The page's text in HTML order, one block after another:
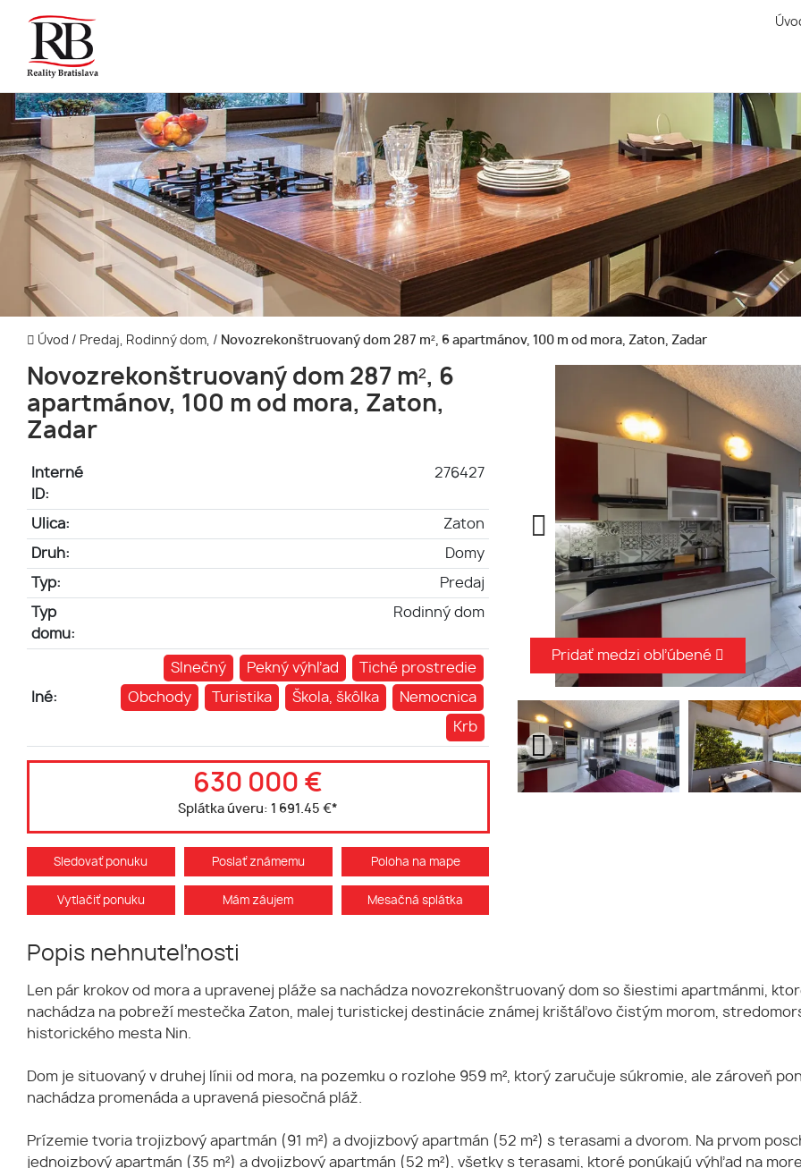
Úvod / Predaj, Rodinný dom, / Novozrekonštruovaný dom 287 m², 6 apartmánov, 100 m od mora, Zaton, Zadar
Novozrekonštruovaný dom 287 m², 6
apartmánov, 100 m od mora, Zaton,
Zadar
Interné
ID:
276427
Ulica: Zaton
Druh: Domy
Typ: Predaj
Typ
domu:
Rodinný dom
Iné:
Slnečný Pekný výhľad Tiché prostredie
Obchody Turistika Škola, škôlka Nemocnica
Krb
630 000 €
Splátka úveru:1 691.45 €*
Sledovať ponuku Poslať známemu Poloha na mape
Vytlačiť ponuku Mám záujem Mesačná splátka
Pridať medzi obľúbené
Popis nehnuteľnosti
Len pár krokov od mora a upravenej pláže sa nachádza novozrekonštruovaný dom so šiestimi apartmánmi,
nachádza na pobreží mestečka Zaton, malej turistickej destinácie známej krištáľovo čistým morom,
historického mesta Nin.
Dom je situovaný v druhej línii od mora, na pozemku o rozlohe 959 m², ktorý zaručuje súkromie, ale zároveň
nachádza promenáda a upravená piesočná pláž.
Prízemie tvoria trojizbový apartmán (91 m²) a dvojizbový apartmán (52 m²) s terasami a dvorom. Na prvom
jednoizbový apartmán (35 m²) a dvojizbový apartmán (52 m²), všetky s terasami, ktoré ponúkajú výhľad na